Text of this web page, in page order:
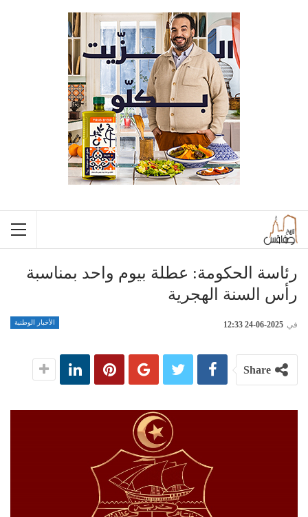
رئاسة الحكومة: عطلة بيوم واحد بمناسبة
رأس السنة الهجرية
الأخبار الوطنية في 2025-06-24 12:33
Share